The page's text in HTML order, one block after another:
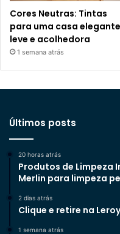
Cores Neutras: Tintas
para uma casa
leve e acolhedora
1 semana atrás
Últimos posts
20 horas atrás
Produtos de Limpeza
Merlin para limpeza
2 dias atrás
Clique e retire na
1 semana atrás